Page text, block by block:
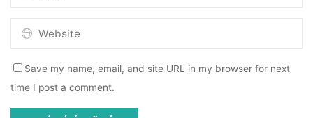
Save my name, email, and site URL in my browser for next
time I post a comment.